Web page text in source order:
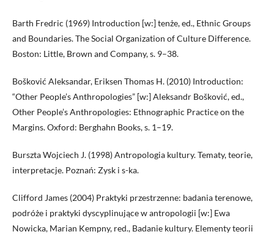
Barth Fredric (1969) Introduction [w:] tenże, ed., Ethnic Groups
and Boundaries. The Social Organization of Culture Difference.
Boston: Little, Brown and Company, s. 9–38.
Bošković Aleksandar, Eriksen Thomas H. (2010) Introduction:
“Other People’s Anthropologies” [w:] Aleksandr Bošković, ed.,
Other People’s Anthropologies: Ethnographic Practice on the
Margins. Oxford: Berghahn Books, s. 1–19.
Burszta Wojciech J. (1998) Antropologia kultury. Tematy, teorie,
interpretacje. Poznań: Zysk i s-ka.
Clifford James (2004) Praktyki przestrzenne: badania terenowe,
podróże i praktyki dyscyplinujące w antropologii [w:] Ewa
Nowicka, Marian Kempny, red., Badanie kultury. Elementy teorii